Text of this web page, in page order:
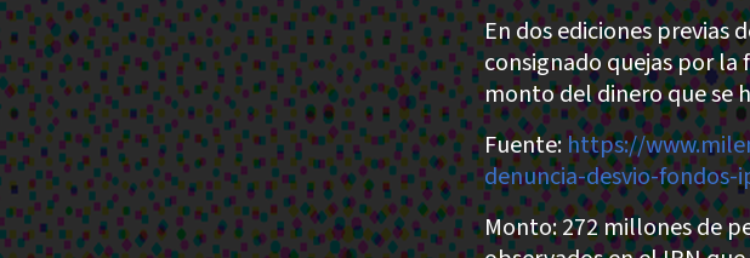
En dos ediciones
consignado quejas por la
monto del dinero que se
Fuente:https://
denuncia-desvio-fondos-
Monto: 272 millones de